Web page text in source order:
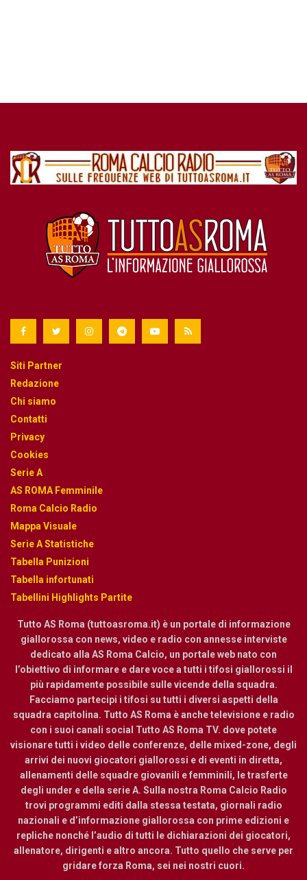
Siti Partner
Redazione
Chi siamo
Contatti
Privacy
Cookies
Serie A
AS ROMA Femminile
Roma Calcio Radio
Mappa Visuale
Serie A Statistiche
Tabella Punizioni
Tabella infortunati
Tabellini Highlights Partite
Tutto AS Roma (tuttoasroma.it) è un portale di informazione
giallorossa con news, video e radio con annesse interviste
dedicato alla AS Roma Calcio, un portale web nato con
l’obiettivo di informare e dare voce a tutti i tifosi giallorossi il
più rapidamente possibile sulle vicende della squadra.
Facciamo partecipi i tifosi su tutti i diversi aspetti della
squadra capitolina. Tutto AS Roma è anche televisione e radio
con i suoi canali social Tutto AS Roma TV. dove potete
visionare tutti i video delle conferenze, delle mixed-zone, degli
arrivi dei nuovi giocatori giallorossi e di eventi in diretta,
allenamenti delle squadre giovanili e femminili, le trasferte
degli under e della serie A. Sulla nostra Roma Calcio Radio
trovi programmi editi dalla stessa testata, giornali radio
nazionali e d’informazione giallorossa con prime edizioni e
repliche nonché l’audio di tutti le dichiarazioni dei giocatori,
allenatore, dirigenti e altro ancora. Tutto quello che serve per
gridare forza Roma, sei nei nostri cuori.